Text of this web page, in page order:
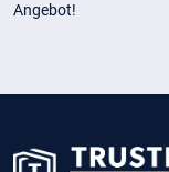
Angebot!